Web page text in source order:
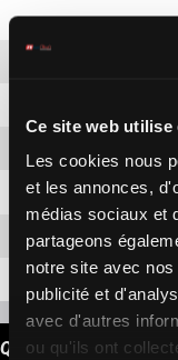
Ce site web utilise
Les cookies nous
et les annonces,
médias sociaux et
partageons
notre site avec
publicité et
avec d'autres
ou qu'ils ont
13h06 DIVONNE
13h38 DIVONNE
14h13 DIVONNE
14h48 DIVONNE
QUELLE EST LA DATE